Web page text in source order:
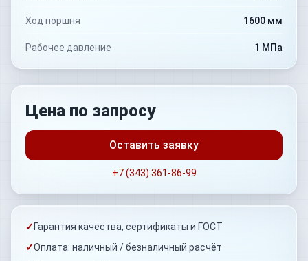
Ход поршня 1600 мм
Рабочее давление 1 МПа
Цена по запросу
Оставить заявку
+7 (343) 361-86-99
✓ Гарантия качества, сертификаты и ГОСТ
✓Оплата: наличный / безналичный расчёт